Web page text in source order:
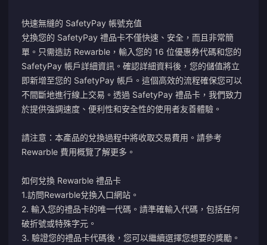
快速無縫的 SafetyPay 帳號充值
兌換您的 SafetyPay 禮品卡不僅快速、安全，而且非常簡
單。只需造訪 Rewarble，輸入您的 16 位優惠券代碼和您的
SafetyPay 帳戶詳細資訊。確認詳細資料後，您的儲值將立
即新增至您的 SafetyPay 帳戶。這個高效的流程確保您可以
不間斷地進行線上交易。透過 SafetyPay 禮品卡，我們致力
於提供強調速度、便利性和安全性的使用者友善體驗。
請注意：本產品的兌換過程中將收取交易費用。請參考
Rewarble 費用概覽了解更多。
如何兌換 Rewarble 禮品卡
1.訪問Rewarble兌換入口網站 。
2. 輸入您的禮品卡的唯一代碼。請準確輸入代碼，包括任何
破折號或特殊字元。
3. 驗證您的禮品卡代碼後，您可以繼續選擇您想要的獎勵。